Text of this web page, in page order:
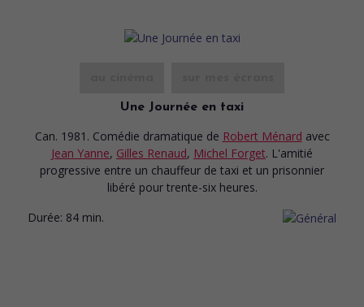
Une Journée en taxi
Can. 1981. Comédie dramatique de Robert Ménard avec
Jean Yanne, Gilles Renaud, Michel Forget. L'amitié
progressive entre un chauffeur de taxi et un prisonnier
libéré pour trente-six heures.
Durée: 84 min.